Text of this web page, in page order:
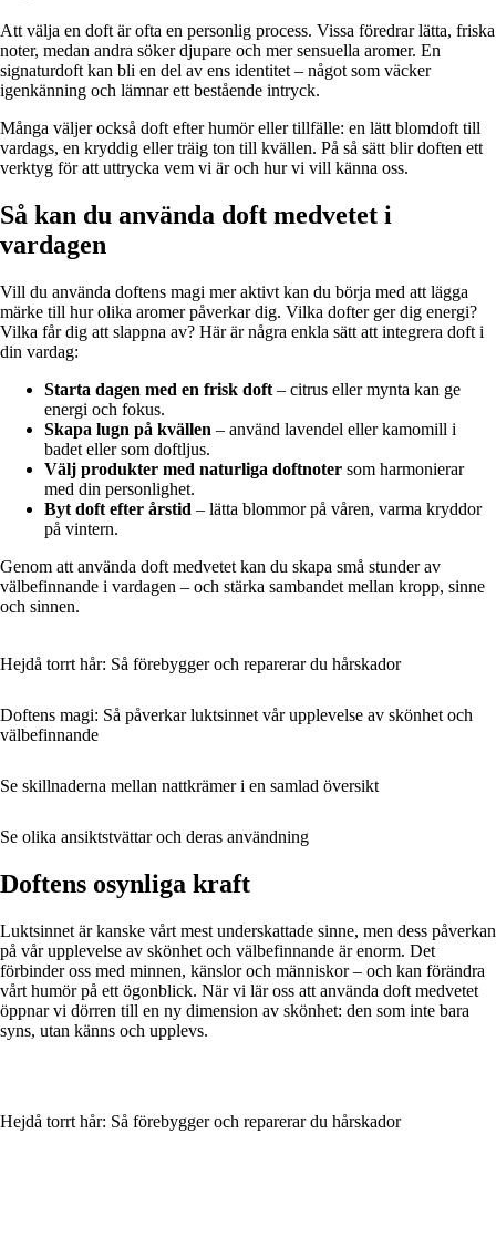
Att välja en doft är ofta en personlig process. Vissa föredrar lätta, friska
noter, medan andra söker djupare och mer sensuella aromer. En
signaturdoft kan bli en del av ens identitet – något som väcker
igenkänning och lämnar ett bestående intryck.
Många väljer också doft efter humör eller tillfälle: en lätt blomdoft till
vardags, en kryddig eller träig ton till kvällen. På så sätt blir doften ett
verktyg för att uttrycka vem vi är och hur vi vill känna oss.
Så kan du använda doft medvetet i
vardagen
Vill du använda doftens magi mer aktivt kan du börja med att lägga
märke till hur olika aromer påverkar dig. Vilka dofter ger dig energi?
Vilka får dig att slappna av? Här är några enkla sätt att integrera doft i
din vardag:
Starta dagen med en frisk doft – citrus eller mynta kan ge
energi och fokus.
Skapa lugn på kvällen – använd lavendel eller kamomill i
badet eller som doftljus.
Välj produkter med naturliga doftnoter som harmonierar
med din personlighet.
Byt doft efter årstid – lätta blommor på våren, varma kryddor
på vintern.
Genom att använda doft medvetet kan du skapa små stunder av
välbefinnande i vardagen – och stärka sambandet mellan kropp, sinne
och sinnen.
Hejdå torrt hår: Så förebygger och reparerar du hårskador
Doftens magi: Så påverkar luktsinnet vår upplevelse av skönhet och
välbefinnande
Se skillnaderna mellan nattkrämer i en samlad översikt
Se olika ansiktstvättar och deras användning
Doftens osynliga kraft
Luktsinnet är kanske vårt mest underskattade sinne, men dess påverkan
på vår upplevelse av skönhet och välbefinnande är enorm. Det
förbinder oss med minnen, känslor och människor – och kan förändra
vårt humör på ett ögonblick. När vi lär oss att använda doft medvetet
öppnar vi dörren till en ny dimension av skönhet: den som inte bara
syns, utan känns och upplevs.
Hejdå torrt hår: Så förebygger och reparerar du hårskador